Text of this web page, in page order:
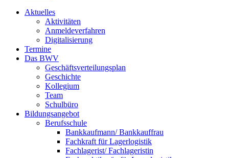
Aktuelles
Aktivitäten
Anmeldeverfahren
Digitalisierung
Termine
Das BWV
Geschäftsverteilungsplan
Geschichte
Kollegium
Team
Schulbüro
Bildungsangebot
Berufsschule
Bankkaufmann/ Bankkauffrau
Fachkraft für Lagerlogistik
Fachlagerist/ Fachlageristin